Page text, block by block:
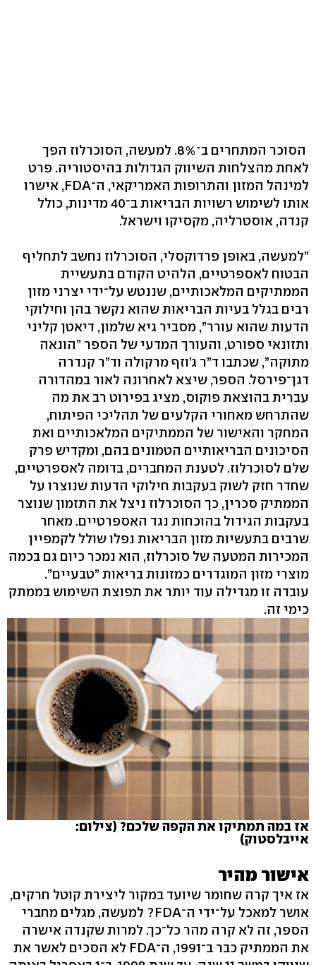
הסוכר המתחרים ב־8%. למעשה, הסוכרלוז הפך
לאחת מהצלחות השיווק הגדולות בהיסטוריה. פרט
למינהל המזון והתרופות האמריקאי, ה־FDA, אישרו
אותו לשימוש רשויות הבריאות ב־40 מדינות, כולל
קנדה, אוסטרליה, מקסיקו וישראל.
”למעשה, באופן פרדוקסלי, הסוכרלוז נחשב לתחליף
הבטוח לאספרטיים, הלהיט הקודם בתעשיית
הממתיקים המלאכותיים, שננטש על־ידי יצרני מזון
רבים בגלל בעיות הבריאות שהוא נקשר בהן וחילוקי
הדעות שהוא עורר”, מסביר גיא שלמון, דיאטן קליני
ותזונאי ספורט, והעורך המדעי של הספר ”הונאה
מתוקה”, שכתבו ד”ר ג’וזף מרקולה וד”ר קנדרה
דגן־פירסל. הספר, שיצא לאחרונה לאור במהדורה
עברית בהוצאת פוקוס, מציג בפירוט רב את מה
שהתרחש מאחורי הקלעים של תהליכי הפיתוח,
המחקר והאישור של הממתיקים המלאכותיים ואת
הסיכונים הבריאותיים הטמונים בהם, ומקדיש פרק
שלם לסוכרלוז. לטענת המחברים, בדומה לאספרטיים,
שחדר חזק לשוק בעקבות חילוקי הדעות שנוצרו על
הממתיק סכרין, כך הסוכרלוז ניצל את התזמון שנוצר
בעקבות הגידול בהוכחות נגד האספרטיים. מאחר
שרבים בתעשיות מזון הבריאות נפלו שולל לקמפיין
המכירות המטעה של סוכרלוז, הוא נמכר כיום גם בכמה
מוצרי מזון המוגדרים כמזונות בריאות ”טבעיים”.
עובדה זו מגדילה עוד יותר את תפוצת השימוש בממתק
כימי זה.
אז במה תמתיקו את הקפה שלכם? (צילום:
אייבלסטוק)
אישור מהיר
אז איך קרה שחומר שיועד במקור ליצירת קוטל חרקים,
אושר למאכל על־ידי ה־FDA? למעשה, מגלים מחברי
הספר, זה לא קרה מהר כל־כך. למרות שקנדה אישרה
את הממתיק כבר ב־1991, ה־FDA לא הסכים לאשר את